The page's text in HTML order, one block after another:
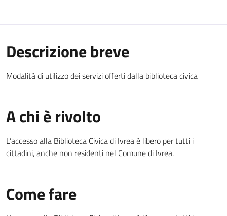
Descrizione breve
Modalità di utilizzo dei servizi offerti dalla biblioteca civica
A chi è rivolto
L’accesso alla Biblioteca Civica di Ivrea è libero per tutti i
cittadini, anche non residenti nel Comune di Ivrea.
Come fare